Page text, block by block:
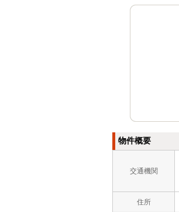
物件概要
交通機関
住所